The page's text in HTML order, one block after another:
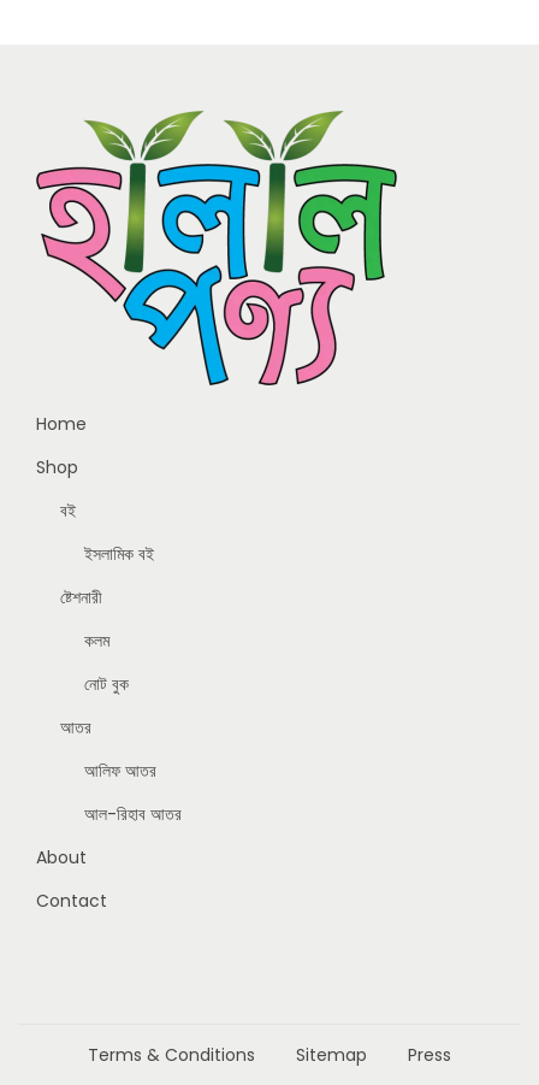
Home
Shop
বই
ইসলামিক বই
ষ্টেশনারী
কলম
নোট বুক
আতর
আলিফ আতর
আল-রিহাব আতর
About
Contact
Terms & Conditions Sitemap Press